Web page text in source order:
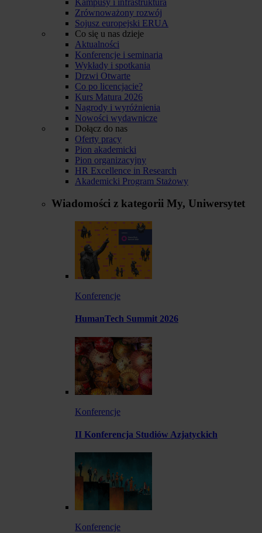
Zrównoważony rozwój
Sojusz europejski ERUA
Co się u nas dzieje
Aktualności
Konferencje i seminaria
Wykłady i spotkania
Drzwi Otwarte
Co po licencjacie?
Kurs Matura 2026
Nagrody i wyróżnienia
Nowości wydawnicze
Dołącz do nas
Oferty pracy
Pion akademicki
Pion organizacyjny
HR Excellence in Research
Akademicki Program Stażowy
Wiadomości z kategorii My, Uniwersytet
Konferencje
HumanTech Summit 2026
Konferencje
II Konferencja Studiów Azjatyckich
Konferencje